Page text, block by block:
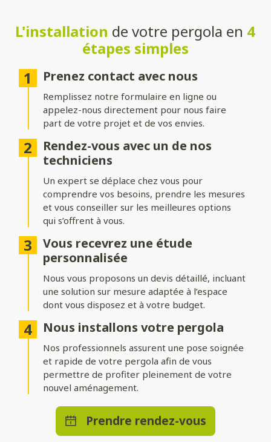
cas, ces matériaux allient esthétisme et durabilité.
Toitures : Rigide, bioclimatique ou
toile
Choisissez une toiture rigide en verre ou polycarbonate pour
une protection optimale, une toiture bioclimatique à lames
orientables pour gérer l’ensoleillement, ou une toile pour une
ambiance légère et aérée.
Structure : Indépendante ou
adossée
Installez votre pergola où vous le souhaitez ! Une structure
indépendante permet de créer un espace isolé au cœur du
jardin, tandis qu’une pergola adossée prolonge
harmonieusement votre maison.
Nombreuses options de
personnalisation
Ajoutez des stores ou parois pour vous protéger du vent,
intégrez un éclairage LED pour profiter d’agréables soirées, ou
un bénéficier d’un confort absolu en toute saison.
L'installation de votre pergola en 4
étapes simples
Prenez contact avec nous
Remplissez notre formulaire en ligne ou
appelez-nous directement pour nous faire
part de votre projet et de vos envies.
Rendez-vous avec un de nos
techniciens
Un expert se déplace chez vous pour
comprendre vos besoins, prendre les mesures
et vous conseiller sur les meilleures options
qui s’offrent à vous.
Vous recevrez une étude
personnalisée
Nous vous proposons un devis détaillé, incluant
une solution sur mesure adaptée à l’espace
dont vous disposez et à votre budget.
Nous installons votre pergola
Nos professionnels assurent une pose soignée
et rapide de votre pergola afin de vous
permettre de profiter pleinement de votre
nouvel aménagement.
Prendre rendez-vous